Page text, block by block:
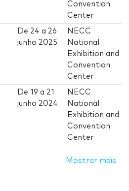
Convention
Center
De 24 a 26
junho 2025
NECC
National
Exhibition and
Convention
Center
De19 a 21
junho 2024
NECC
National
Exhibition and
Convention
Center
Mostrar mais